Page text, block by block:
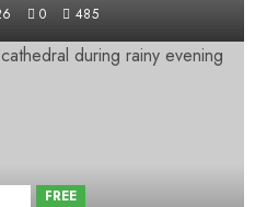
0 485
FREE